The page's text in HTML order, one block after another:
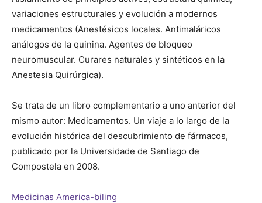
variaciones estructurales y evolución a modernos
medicamentos (Anestésicos locales. Antimaláricos
análogos de la quinina. Agentes de bloqueo
neuromuscular. Curares naturales y sintéticos en la
Anestesia Quirúrgica).
Se trata de un libro complementario a uno anterior del
mismo autor: Medicamentos. Un viaje a lo largo de la
evolución histórica del descubrimiento de fármacos,
publicado por la Universidade de Santiago de
Compostela en 2008.
Medicinas America-biling